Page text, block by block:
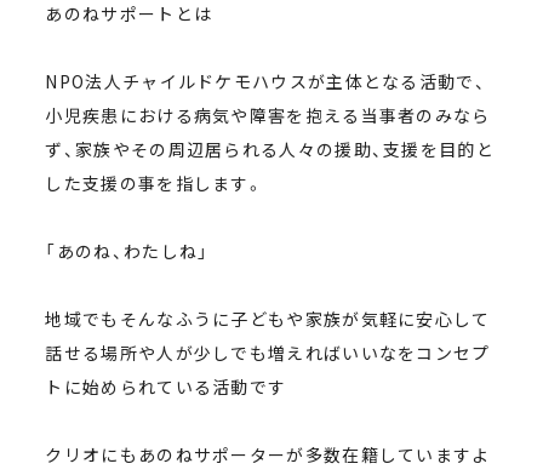
あのねサポートとは
NPO法人チャイルドケモハウスが主体となる活動で、
小児疾患における病気や障害を抱える当事者のみなら
ず、家族やその周辺居られる人々の援助、支援を目的と
した支援の事を指します。
「あのね、わたしね」
地域でもそんなふうに子どもや家族が気軽に安心して
話せる場所や人が少しでも増えればいいなをコンセプ
トに始められている活動です
クリオにもあのねサポーターが多数在籍していますよ